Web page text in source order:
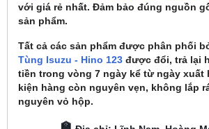
với giá rẻ nhất. Đảm bảo đúng nguồn
sản phẩm.
Tất cả các sản phẩm được phân phối
Tùng Isuzu - Hino 123 được đổi, trả lại
tiền trong vòng 7 ngày kể từ ngày xuất
kiện hàng còn nguyên vẹn, không lắp
nguyên vỏ hộp.
🏫